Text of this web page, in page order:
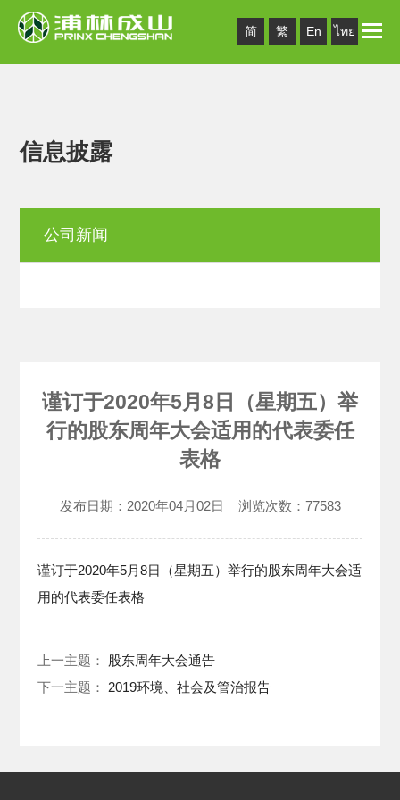
简 繁 En ไทย Toggle
信息披露
公司新闻
谨订于2020年5月8日（星期五）举
行的股东周年大会适用的代表委任
表格
发布日期： 2020年04月02日 浏览次数： 77583
谨订于2020年5月8日（星期五）举行的股东周年大会适
用的代表委任表格
上一主题： 股东周年大会通告
下一主题： 2019环境、社会及管治报告